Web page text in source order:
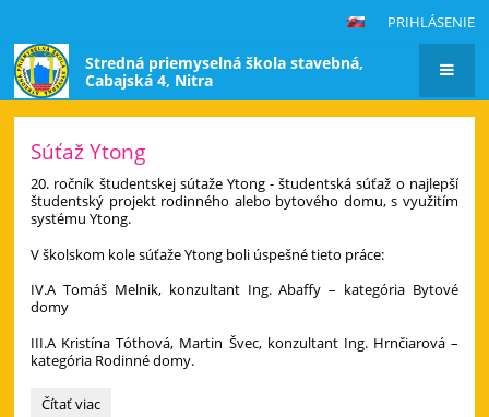
PRIHLÁSENIE
Stredná priemyselná škola stavebná,
Cabajská 4, Nitra
stránka
Súťaž Ytong
20. ročník študentskej sútaže Ytong - študentská súťaž o najlepší
študentský projekt rodinného alebo bytového domu, s využitím
systému Ytong.
V školskom kole súťaže Ytong boli úspešné tieto práce:
IV.A Tomáš Melnik, konzultant Ing. Abaffy – kategória Bytové
domy
III.A Kristína Tóthová, Martin Švec, konzultant Ing. Hrnčiarová –
kategória Rodinné domy.
Súťaž
Čítať viac